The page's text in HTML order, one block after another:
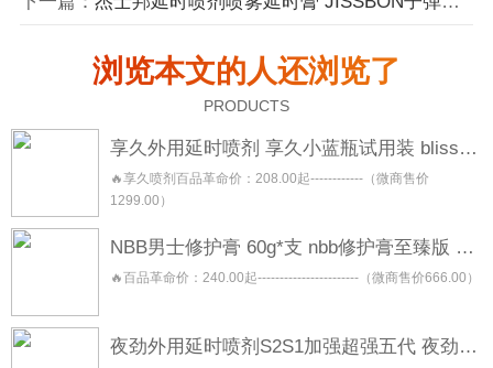
浏览本文的人还浏览了
PRODUCTS
享久外用延时喷剂 享久小蓝瓶试用装 blisswater 享久五代三代加强三代二代加强二代一代
🔥享久喷剂百品革命价：208.00起------------（微商售价
1299.00）
NBB男士修护膏 60g*支 nbb修护膏至臻版 金盖版
🔥百品革命价：240.00起-----------------------（微商售价666.00）
夜劲外用延时喷剂S2S1加强超强五代 夜劲喷雾 night king